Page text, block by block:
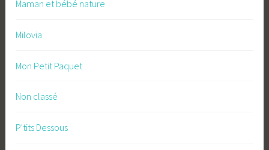
Maman et bébé nature
Milovia
Mon Petit Paquet
Non classé
P'tits Dessous